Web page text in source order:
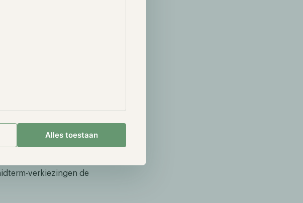
Alles toestaan
impasse
en crypto-bedrijven
toonden voor beperkte
het traditionele banksysteem
partijen opdracht om voor
yields eisen Democratische
verkiezingen de